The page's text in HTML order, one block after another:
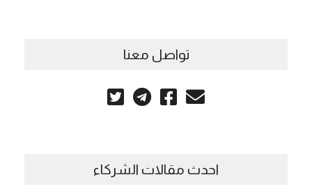
تواصل معنا
احدث مقالات الشركاء